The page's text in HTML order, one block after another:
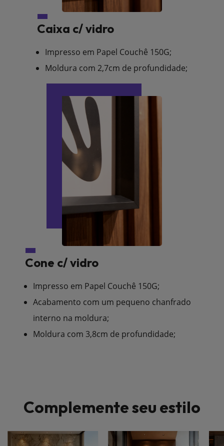
Caixa c/ vidro
Impresso em Papel Couchê 150G;
Moldura com 2,7cm de profundidade;
Cone c/ vidro
Impresso em Papel Couchê 150G;
Acabamento com um pequeno chanfrado
interno na moldura;
Moldura com 3,8cm de profundidade;
Complemente seu estilo